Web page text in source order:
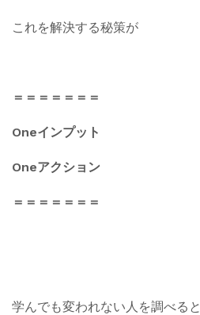
これを解決する秘策が
＝＝＝＝＝＝＝
Oneインプット
Oneアクション
＝＝＝＝＝＝＝
学んでも変われない人を調べると